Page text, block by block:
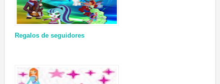
Regalos de seguidores